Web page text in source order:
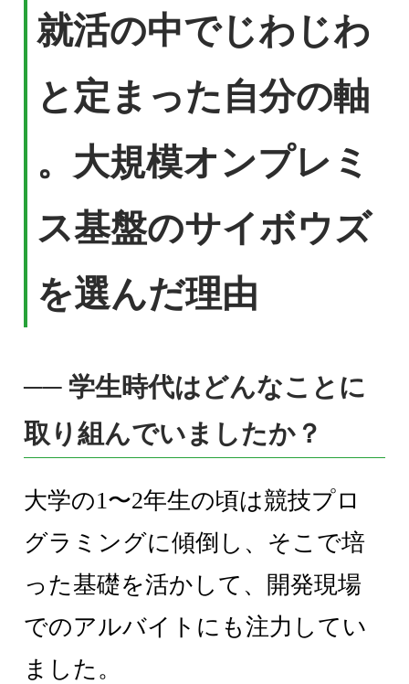
就活の中でじわじわ
と定まった自分の軸
。大規模オンプレミ
ス基盤のサイボウズ
を選んだ理由
── 学生時代はどんなことに
取り組んでいましたか？
大学の1〜2年生の頃は競技プロ
グラミングに傾倒し、そこで培
った基礎を活かして、開発現場
でのアルバイトにも注力してい
ました。